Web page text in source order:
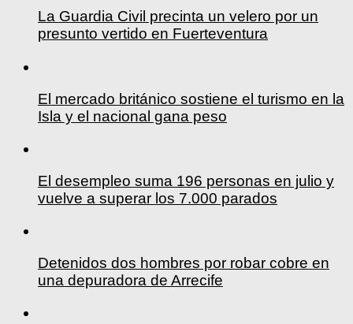
La Guardia Civil precinta un velero por un
presunto vertido en Fuerteventura
El mercado británico sostiene el turismo en la
Isla y el nacional gana peso
El desempleo suma 196 personas en julio y
vuelve a superar los 7.000 parados
Detenidos dos hombres por robar cobre en
una depuradora de Arrecife